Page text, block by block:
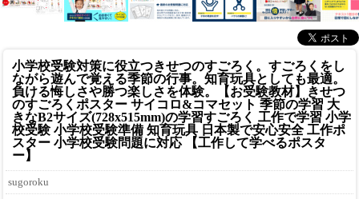
小学校受験対策に役立つきせつのすごろく。すごろくをし
ながら遊んで覚える季節の行事。知育玩具としても最適。
負ける悔しさや勝つ楽しさを体験。
【お受験教材】きせつ
のすごろくポスター サイコロ&コマセット 季節の学習 大
きなB2サイズ(728x515mm)の学習すごろく 工作で学習 小学
校受験 小学校受験準備 知育玩具 日本製で安心安全 工作ポ
スター 小学校受験問題に対応 【工作して学べるポスタ
ー】
sugoroku